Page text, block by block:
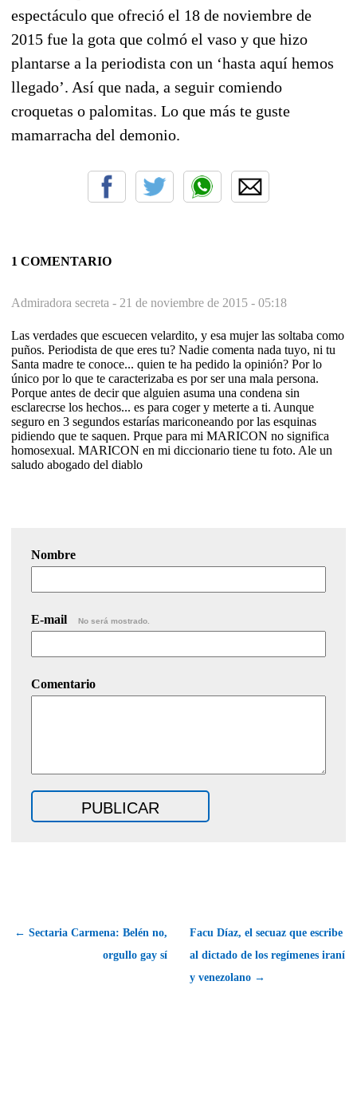
espectáculo que ofreció el 18 de noviembre de
2015 fue la gota que colmó el vaso y que hizo
plantarse a la periodista con un ‘hasta aquí hemos
llegado’. Así que nada, a seguir comiendo
croquetas o palomitas. Lo que más te guste
mamarracha del demonio.
1 COMENTARIO
Admiradora secreta - 21 de noviembre de 2015 - 05:18
Las verdades que escuecen velardito, y esa mujer las soltaba como
puños. Periodista de que eres tu? Nadie comenta nada tuyo, ni tu
Santa madre te conoce... quien te ha pedido la opinión? Por lo
único por lo que te caracterizaba es por ser una mala persona.
Porque antes de decir que alguien asuma una condena sin
esclarecrse los hechos... es para coger y meterte a ti. Aunque
seguro en 3 segundos estarías mariconeando por las esquinas
pidiendo que te saquen. Prque para mi MARICON no significa
homosexual. MARICON en mi diccionario tiene tu foto. Ale un
saludo abogado del diablo
Nombre
E-mail No será mostrado.
Comentario
← Sectaria Carmena: Belén no,
orgullo gay sí
Facu Díaz, el secuaz que escribe
al dictado de los regímenes iraní
y venezolano →